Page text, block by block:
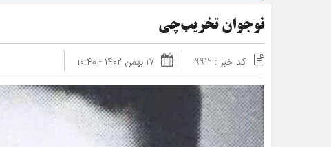
نوجوان تخریب‌چی
کد خبر : 9912 ۱۷ بهمن ۱۴۰۲ - ۱۰:۴۰